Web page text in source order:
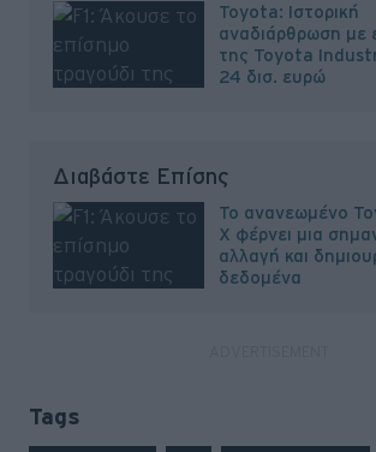
Toyota: Ιστορική
αναδιάρθρωση με
της Toyota
24 δισ. ευρώ
Διαβάστε Επίσης
To ανανεωμένο
X φέρνει μια
αλλαγή και
δεδομένα
Tags